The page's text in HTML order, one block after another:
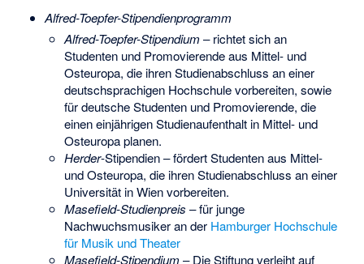
Alfred-Toepfer-Stipendienprogramm
Alfred-Toepfer-Stipendium – richtet sich an
Studenten und Promovierende aus Mittel- und
Osteuropa, die ihren Studienabschluss an einer
deutschsprachigen Hochschule vorbereiten, sowie
für deutsche Studenten und Promovierende, die
einen einjährigen Studienaufenthalt in Mittel- und
Osteuropa planen.
Herder-Stipendien – fördert Studenten aus Mittel-
und Osteuropa, die ihren Studienabschluss an einer
Universität in Wien vorbereiten.
Masefield-Studienpreis – für junge
Nachwuchsmusiker an der Hamburger Hochschule
für Musik und Theater
Masefield-Stipendium – Die Stiftung verleiht auf